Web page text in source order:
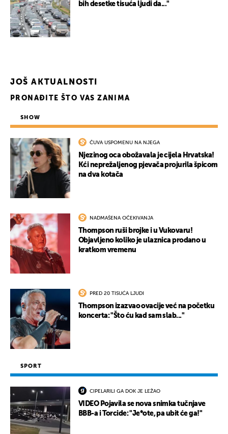
bih desetke tisuća ljudi da..."
JOŠ AKTUALNOSTI
PRONAĐITE ŠTO VAS ZANIMA
SHOW
ČUVA USPOMENU NA NJEGA
Njezinog oca obožavala je cijela Hrvatska!
Kći neprežaljenog pjevača projurila špicom
na dva kotača
NADMAŠENA OČEKIVANJA
Thompson ruši brojke i u Vukovaru!
Objavljeno koliko je ulaznica prodano u
kratkom vremenu
PRED 20 TISUĆA LJUDI
Thompson izazvao ovacije već na početku
koncerta: "Što ću kad sam slab..."
SPORT
CIPELARILI GA DOK JE LEŽAO
VIDEO Pojavila se nova snimka tučnjave
BBB-a i Torcide: "Je*ote, pa ubit će ga!"